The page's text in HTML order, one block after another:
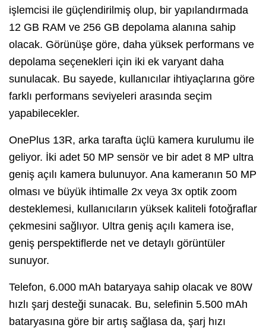
işlemcisi ile güçlendirilmiş olup, bir yapılandırmada
12 GB RAM ve 256 GB depolama alanına sahip
olacak. Görünüşe göre, daha yüksek performans ve
depolama seçenekleri için iki ek varyant daha
sunulacak. Bu sayede, kullanıcılar ihtiyaçlarına göre
farklı performans seviyeleri arasında seçim
yapabilecekler.
OnePlus 13R, arka tarafta üçlü kamera kurulumu ile
geliyor. İki adet 50 MP sensör ve bir adet 8 MP ultra
geniş açılı kamera bulunuyor. Ana kameranın 50 MP
olması ve büyük ihtimalle 2x veya 3x optik zoom
desteklemesi, kullanıcıların yüksek kaliteli fotoğraflar
çekmesini sağlıyor. Ultra geniş açılı kamera ise,
geniş perspektiflerde net ve detaylı görüntüler
sunuyor.
Telefon, 6.000 mAh bataryaya sahip olacak ve 80W
hızlı şarj desteği sunacak. Bu, selefinin 5.500 mAh
bataryasına göre bir artış sağlasa da, şarj hızı